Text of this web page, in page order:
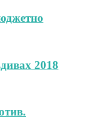
2018